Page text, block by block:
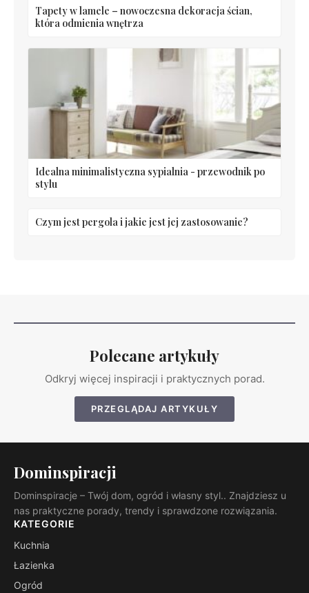
Tapety w lamele – nowoczesna dekoracja ścian,
która odmienia wnętrza
Idealna minimalistyczna sypialnia - przewodnik po
stylu
Czym jest pergola i jakie jest jej zastosowanie?
Polecane artykuły
Odkryj więcej inspiracji i praktycznych porad.
PRZEGLĄDAJ ARTYKUŁY
Dominspiracji
Dominspiracje – Twój dom, ogród i własny styl.. Znajdziesz u
nas praktyczne porady, trendy i sprawdzone rozwiązania.
KATEGORIE
Kuchnia
Łazienka
Ogród